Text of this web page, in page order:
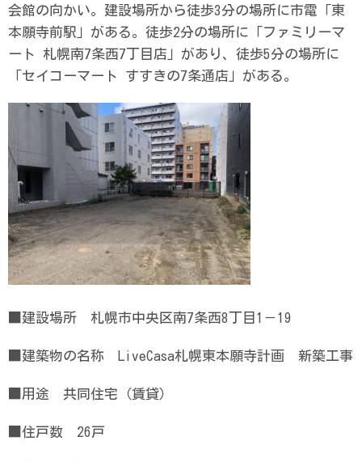
会館の向かい。建設場所から徒歩3分の場所に市電「東
本願寺前駅」がある。徒歩2分の場所に「ファミリーマ
ート 札幌南7条西7丁目店」があり、徒歩5分の場所に
「セイコーマート すすきの7条通店」がある。
■建設場所 札幌市中央区南7条西8丁目1－19
■建築物の名称 LiveCasa札幌東本願寺計画 新築工事
■用途 共同住宅（賃貸）
■住戸数 26戸